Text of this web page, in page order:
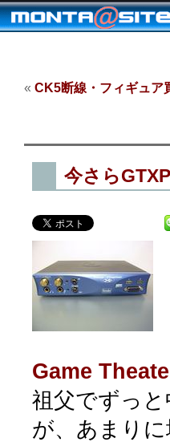
« CK5断線・フィギュア
今さらGTXP
Game
祖父でずっ
が、あまり